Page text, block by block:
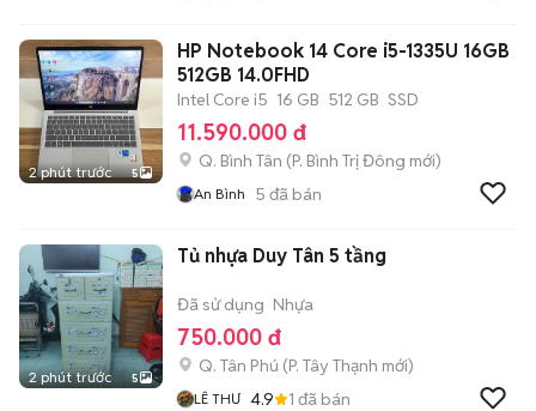
2 phút trước 5
HP Notebook 14 Core i5-1335U 16GB
512GB 14.0FHD
Intel Core i5 16 GB 512 GB SSD
11.590.000 đ
Q. Bình Tân (P. Bình Trị Đông mới)
An Bình 5 đã bán
2 phút trước 5
Tủ nhựa Duy Tân 5 tầng
Đã sử dụng Nhựa
750.000 đ
Q. Tân Phú (P. Tây Thạnh mới)
LÊ THƯ 4.9 1 đã bán